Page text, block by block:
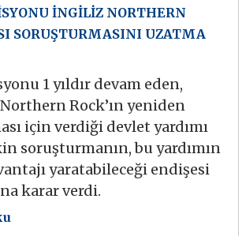
İNGİLİZ NORTHERN
SORUŞTURMASINI UZATMA
1 yıldır devam eden,
Rock’ın yeniden
için verdiği devlet yardımı
soruşturmanın, bu yardımın
yaratabileceği endişesi
karar verdi.